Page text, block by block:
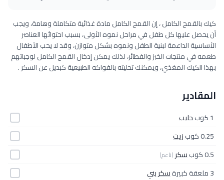
كيك بالقمح الكامل ، إن القمح الكامل مادة غذائية متكاملة وهامة، ويجب
أن يحصل عليها كل طفل في مراحل نموه الأولى، بسبب احتوائها العناصر
الأساسية الداعمة لبنية الطفل ونموه بشكل متوازن، وقد لا يحب الأطفال
طعمه في منتجات الخبز والفطائر، لذلك يمكن إدخال القمح الكامل لوجباتهم
بهذا الكيك المغذي، ويمكنك تحليته بالفواكه الطبيعية كبديل عن السكر .
المقادير
1 كوب
حليب
0.25 كوب
زيت
0.5 كوب
سكر (ناعم)
3 ملعقة كبيرة
سكر بني